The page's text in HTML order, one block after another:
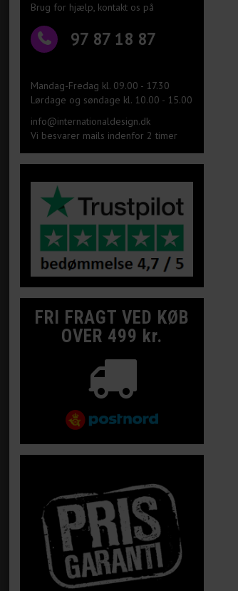
Brug for hjælp, kontakt os på
97 87 18 87
Mandag-Fredag kl. 09.00 - 17.30
Lørdage og søndage kl. 10.00 - 15.00
info@internationaldesign.dk
Vi besvarer mails indenfor 2 timer
FRI FRAGT VED KØB
OVER 499 kr.